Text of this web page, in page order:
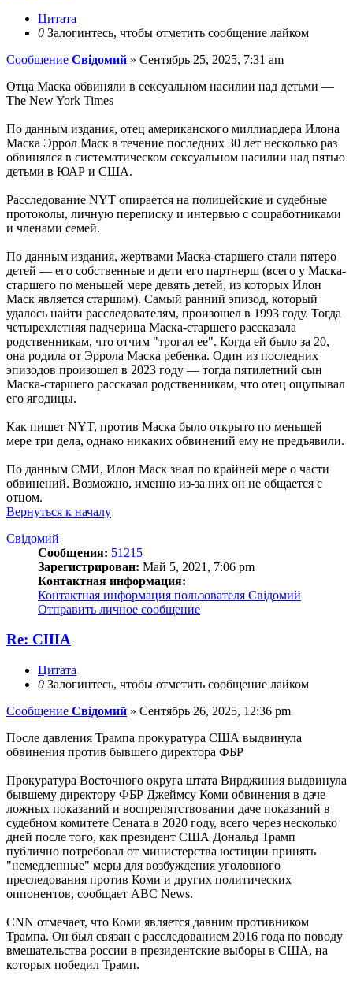
Цитата
0 Залогинтесь, чтобы отметить сообщение лайком
Сообщение Свідомий » Сентябрь 25, 2025, 7:31 am
Отца Маска обвиняли в сексуальном насилии над детьми —
The New York Times
По данным издания, отец американского миллиардера Илона
Маска Эррол Маск в течение последних 30 лет несколько раз
обвинялся в систематическом сексуальном насилии над пятью
детьми в ЮАР и США.
Расследование NYT опирается на полицейские и судебные
протоколы, личную переписку и интервью с соцработниками
и членами семей.
По данным издания, жертвами Маска-старшего стали пятеро
детей — его собственные и дети его партнерш (всего у Маска-
старшего по меньшей мере девять детей, из которых Илон
Маск является старшим). Самый ранний эпизод, который
удалось найти расследователям, произошел в 1993 году. Тогда
четырехлетняя падчерица Маска-старшего рассказала
родственникам, что отчим "трогал ее". Когда ей было за 20,
она родила от Эррола Маска ребенка. Один из последних
эпизодов произошел в 2023 году — тогда пятилетний сын
Маска-старшего рассказал родственникам, что отец ощупывал
его ягодицы.
Как пишет NYT, против Маска было открыто по меньшей
мере три дела, однако никаких обвинений ему не предъявили.
По данным СМИ, Илон Маск знал по крайней мере о части
обвинений. Возможно, именно из-за них он не общается с
отцом.
Вернуться к началу
Свідомий
Сообщения: 51215
Зарегистрирован: Май 5, 2021, 7:06 pm
Контактная информация:
Контактная информация пользователя Свідомий
Отправить личное сообщение
Re: США
Цитата
0 Залогинтесь, чтобы отметить сообщение лайком
Сообщение Свідомий » Сентябрь 26, 2025, 12:36 pm
После давления Трампа прокуратура США выдвинула
обвинения против бывшего директора ФБР
Прокуратура Восточного округа штата Вирджиния выдвинула
бывшему директору ФБР Джеймсу Коми обвинения в даче
ложных показаний и воспрепятствовании даче показаний в
судебном комитете Сената в 2020 году, всего через несколько
дней после того, как президент США Дональд Трамп
публично потребовал от министерства юстиции принять
"немедленные" меры для возбуждения уголовного
преследования против Коми и других политических
оппонентов, сообщает ABC News.
CNN отмечает, что Коми является давним противником
Трампа. Он был связан с расследованием 2016 года по поводу
вмешательства россии в президентские выборы в США, на
которых победил Трамп.